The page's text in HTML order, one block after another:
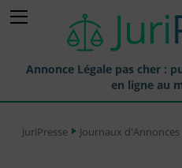
Annonce Légale pas cher :
en ligne au
JuriPresse Journaux d'Annonces